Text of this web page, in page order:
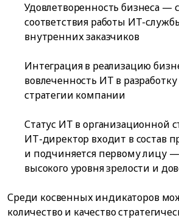
Удовлетворенность бизнеса —
соответствия работы ИТ-
внутренних заказчиков
Интеграция в реализацию
вовлеченность ИТ в
стратегии компании
Статус ИТ в организационной
ИТ-директор входит в состав
и подчиняется первому лицу —
высокого уровня зрелости и
Среди косвенных индикаторов
количество и качество